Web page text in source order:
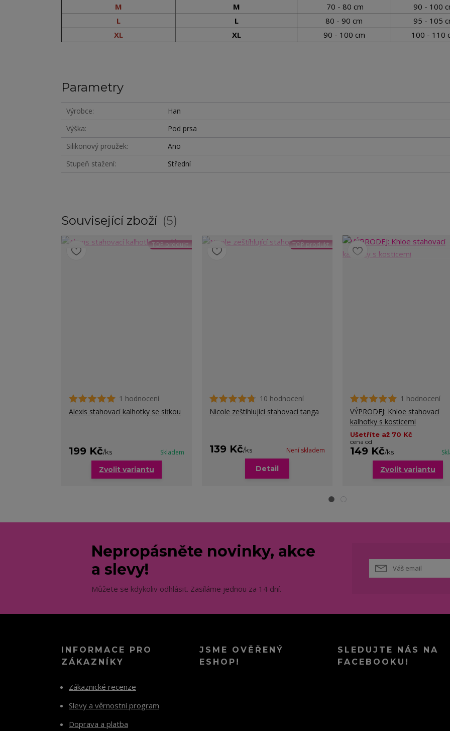
M M 70 - 80 cm
90 - 100
L
L 80 - 90 cm
95 - 105
XL
XL 90 - 100 cm 100 - 110
Parametry
Výrobce
Han
Výška
Pod prsa
Silikonový proužek
Ano
Stupeň stažení
Střední
Související zboží 5
TOP produkt
1 hodnocení
Alexis stahovací kalhotky se síťkou
199 Kč/ks Skladem
Zvolit variantu
TOP produkt
10 hodnocení
Nicole zeštíhlující stahovací tanga
139 Kč/ks Není skladem
Detail
1 hodnocení
VÝPRODEJ: Khloe stahovací
kalhotky s kosticemi
Ušetříte až 70 Kč
cena od
149 Kč/ks
Zvolit variantu
Nepropásněte novinky, akce
a slevy!
Můžete se kdykoliv odhlásit. Zasíláme jednou za 14 dní.
INFORMACE PRO
ZÁKAZNÍKY
Zákaznické recenze
Slevy a věrnostní program
Doprava a platba
JSME OVĚŘENÝ
ESHOP!
SLEDUJTE NÁS NA
FACEBOOKU!